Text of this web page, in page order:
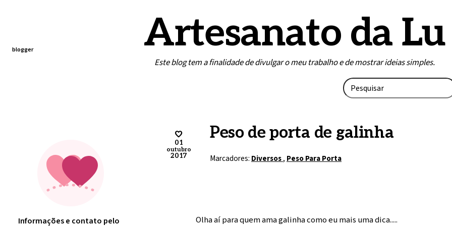
blogger Artesanato da Lu
Este blog tem a finalidade de divulgar o meu trabalho e de mostrar ideias simples.
Informações e contato pelo
Peso de porta de galinha
Marcadores: Diversos, Peso Para Porta
01
outubro
2017
Olha aí para quem ama galinha como eu mais uma dica.....